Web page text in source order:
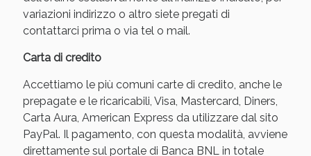
variazioni indirizzo o altro siete pregati di
contattarci prima o via tel o mail.
Carta di credito
Accettiamo le più comuni carte di credito, anche le
prepagate e le ricaricabili, Visa, Mastercard, Diners,
Carta Aura, American Express da utilizzare dal sito
PayPal. Il pagamento, con questa modalità, avviene
direttamente sul portale di Banca BNL in totale